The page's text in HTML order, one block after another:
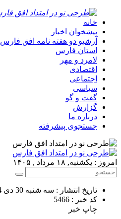
خانه
پیشخوان اخبار
آرشیو دو هفته نامه افق فارس
استان فارس
لامرد و مهر
اقتصادی
اجتماعی
سیاسی
گفت و گو
گزارش
درباره ما
جستجوی پیشرفته
امروز : یکشنبه, ۱۸ مرداد , ۱۴۰۵
تاریخ انتشار : سه شنبه 30 دی 1404 - 20:30
کد خبر : 5466
چاپ خبر